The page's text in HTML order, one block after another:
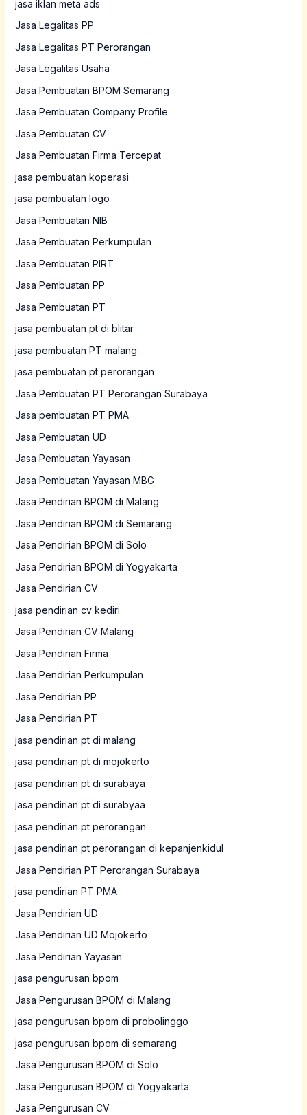
jasa iklan meta ads
Jasa Legalitas PP
Jasa Legalitas PT Perorangan
Jasa Legalitas Usaha
Jasa Pembuatan BPOM Semarang
Jasa Pembuatan Company Profile
Jasa Pembuatan CV
Jasa Pembuatan Firma Tercepat
jasa pembuatan koperasi
jasa pembuatan logo
Jasa Pembuatan NIB
Jasa Pembuatan Perkumpulan
Jasa Pembuatan PIRT
Jasa Pembuatan PP
Jasa Pembuatan PT
jasa pembuatan pt di blitar
jasa pembuatan PT malang
jasa pembuatan pt perorangan
Jasa Pembuatan PT Perorangan Surabaya
Jasa pembuatan PT PMA
Jasa Pembuatan UD
Jasa Pembuatan Yayasan
Jasa Pembuatan Yayasan MBG
Jasa Pendirian BPOM di Malang
Jasa Pendirian BPOM di Semarang
Jasa Pendirian BPOM di Solo
Jasa Pendirian BPOM di Yogyakarta
Jasa Pendirian CV
jasa pendirian cv kediri
Jasa Pendirian CV Malang
Jasa Pendirian Firma
Jasa Pendirian Perkumpulan
Jasa Pendirian PP
Jasa Pendirian PT
jasa pendirian pt di malang
jasa pendirian pt di mojokerto
jasa pendirian pt di surabaya
jasa pendirian pt di surabyaa
jasa pendirian pt perorangan
jasa pendirian pt perorangan di kepanjenkidul
Jasa Pendirian PT Perorangan Surabaya
jasa pendirian PT PMA
Jasa Pendirian UD
Jasa Pendirian UD Mojokerto
Jasa Pendirian Yayasan
jasa pengurusan bpom
Jasa Pengurusan BPOM di Malang
jasa pengurusan bpom di probolinggo
jasa pengurusan bpom di semarang
Jasa Pengurusan BPOM di Solo
Jasa Pengurusan BPOM di Yogyakarta
Jasa Pengurusan CV